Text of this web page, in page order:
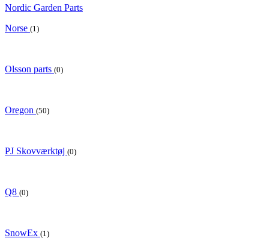
Nordic Garden Parts
Norse (1)
Olsson parts (0)
Oregon (50)
PJ Skovværktøj (0)
Q8 (0)
SnowEx (1)